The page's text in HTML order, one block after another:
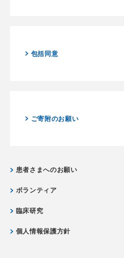
包括同意
ご寄附のお願い
患者さまへのお願い
ボランティア
臨床研究
個人情報保護方針